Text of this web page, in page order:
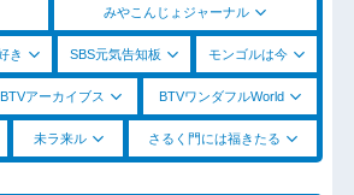
みやこんじょジャーナル
き SBS元気告知板 モンゴルは今
BTVアーカイブス BTVワンダフルWorld
未ラ来ル さるく門には福きたる